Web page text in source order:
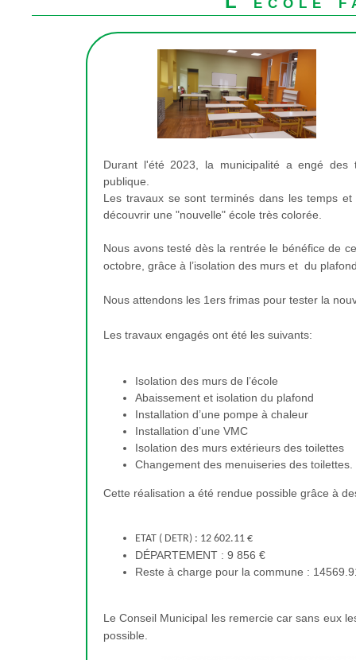
Durant l'été 2023, la municipalité a engé des
publique.
Les travaux se sont terminés dans les temps
découvrir une "nouvelle" école très colorée.
Nous avons testé dès la rentrée le bénéfice de
octobre, grâce à l’isolation des murs et du
Nous attendons les 1ers frimas pour tester la
Les travaux engagés ont été les suivants:
Isolation des murs de l’école
Abaissement et isolation du plafond
Installation d’une pompe à chaleur
Installation d’une VMC
Isolation des murs extérieurs des toilettes
Changement des menuiseries des toilettes.
Cette réalisation a été rendue possible grâce à
ETAT ( DETR) : 12 602.11 €
DÉPARTEMENT : 9 856 €
Reste à charge pour la commune :
Le Conseil Municipal les remercie car sans eux
possible.